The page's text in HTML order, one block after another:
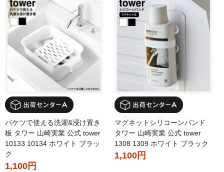
バケツで使える洗濯&浸け置き
板 タワー 山崎実業 公式 tower
10133 10134 ホワイト ブラッ
ク
1,100円
マグネットシリコーンバンド
タワー 山崎実業 公式 tower
1308 1309 ホワイト ブラック
1,100円